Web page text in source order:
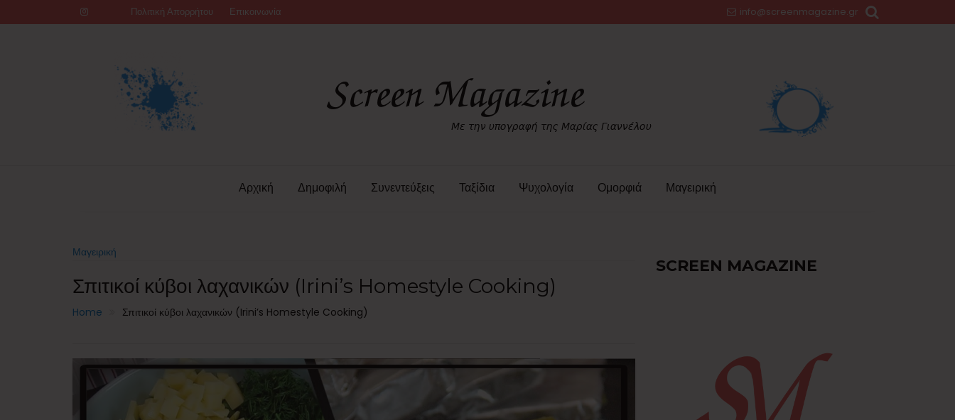
to
Πολιτική Απορρήτου Επικοινωνία info@screenmagazine.gr
Αρχική Δημοφιλή Συνεντεύξεις Ταξίδια Ψυχολογία Ομορφιά Μαγειρική
Μαγειρική
Σπιτικοί κύβοι λαχανικών (Irini’s Homestyle Cooking)
Home Σπιτικοί κύβοι λαχανικών (Irini’s Homestyle Cooking)
SCREEN MAGAZINE